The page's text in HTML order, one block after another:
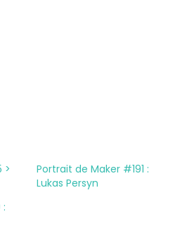
>
Portrait de Maker #191 :
Lukas Persyn